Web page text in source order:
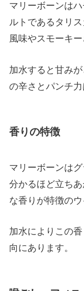
マリーボーンは
ルトであるタリ
風味やスモーキ
加水すると甘み
の辛さとパンチ力
香りの特徴
マリーボーンは
分かるほど立ち
な香りが特徴のウ
加水によりこの
向にあります。